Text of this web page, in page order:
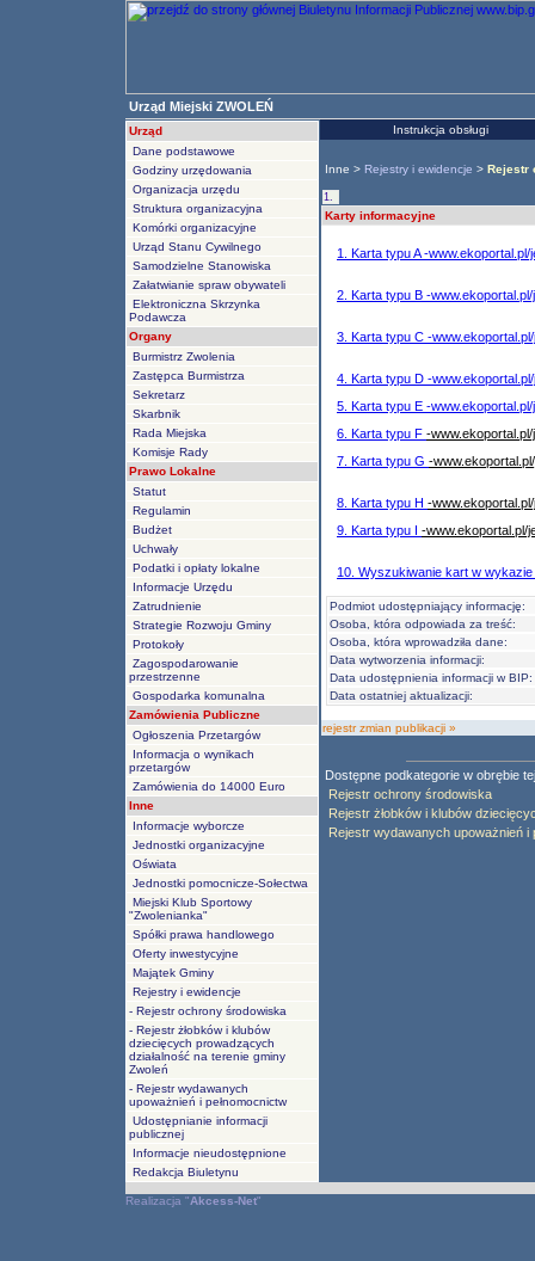
Urząd Miejski ZWOLEŃ
Urząd
Dane podstawowe
Godziny urzędowania
Organizacja urzędu
Struktura organizacyjna
Komórki organizacyjne
Urząd Stanu Cywilnego
Samodzielne Stanowiska
Załatwianie spraw obywateli
Elektroniczna Skrzynka
Podawcza
Organy
Burmistrz Zwolenia
Zastępca Burmistrza
Sekretarz
Skarbnik
Rada Miejska
Komisje Rady
Prawo Lokalne
Statut
Regulamin
Budżet
Uchwały
Podatki i opłaty lokalne
Informacje Urzędu
Zatrudnienie
Strategie Rozwoju Gminy
Protokoły
Zagospodarowanie
przestrzenne
Gospodarka komunalna
Zamówienia Publiczne
Ogłoszenia Przetargów
Informacja o wynikach
przetargów
Zamówienia do 14000 Euro
Inne
Informacje wyborcze
Jednostki organizacyjne
Oświata
Jednostki pomocnicze-Sołectwa
Miejski Klub Sportowy
"Zwolenianka"
Spółki prawa handlowego
Oferty inwestycyjne
Majątek Gminy
Rejestry i ewidencje
- Rejestr ochrony środowiska
- Rejestr żłobków i klubów
dziecięcych prowadzących
działalność na terenie gminy
Zwoleń
- Rejestr wydawanych
upoważnień i pełnomocnictw
Udostępnianie informacji
publicznej
Informacje nieudostępnione
Redakcja Biuletynu
Instrukcja obsługi
Inne > Rejestry i ewidencje > Rejestr
1.
Karty informacyjne
1. Karta typu A -
2. Karta typu B -
3. Karta typu C -
4. Karta typu D -
5. Karta typu E -
6. Karta typu F -
7. Karta typu G -
8. Karta typu H -
9. Karta typu I -www.ekoportal.pl/
10. Wyszukiwanie kart w wykazie
Podmiot udostępniający informację:
Osoba, która odpowiada za treść:
Osoba, która wprowadziła dane:
Data wytworzenia informacji:
Data udostępnienia informacji w BIP:
Data ostatniej aktualizacji:
rejestr zmian publikacji »
Dostępne podkategorie w obrębie
Rejestr ochrony środowiska
Rejestr żłobków i klubów
Rejestr wydawanych upoważnień i
Realizacja "Akcess-Net"